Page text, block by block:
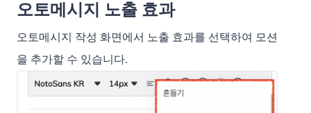
오토메시지 노출 효과
오토메시지 작성 화면에서 노출 효과를 선택하여 모션
을 추가할 수 있습니다.